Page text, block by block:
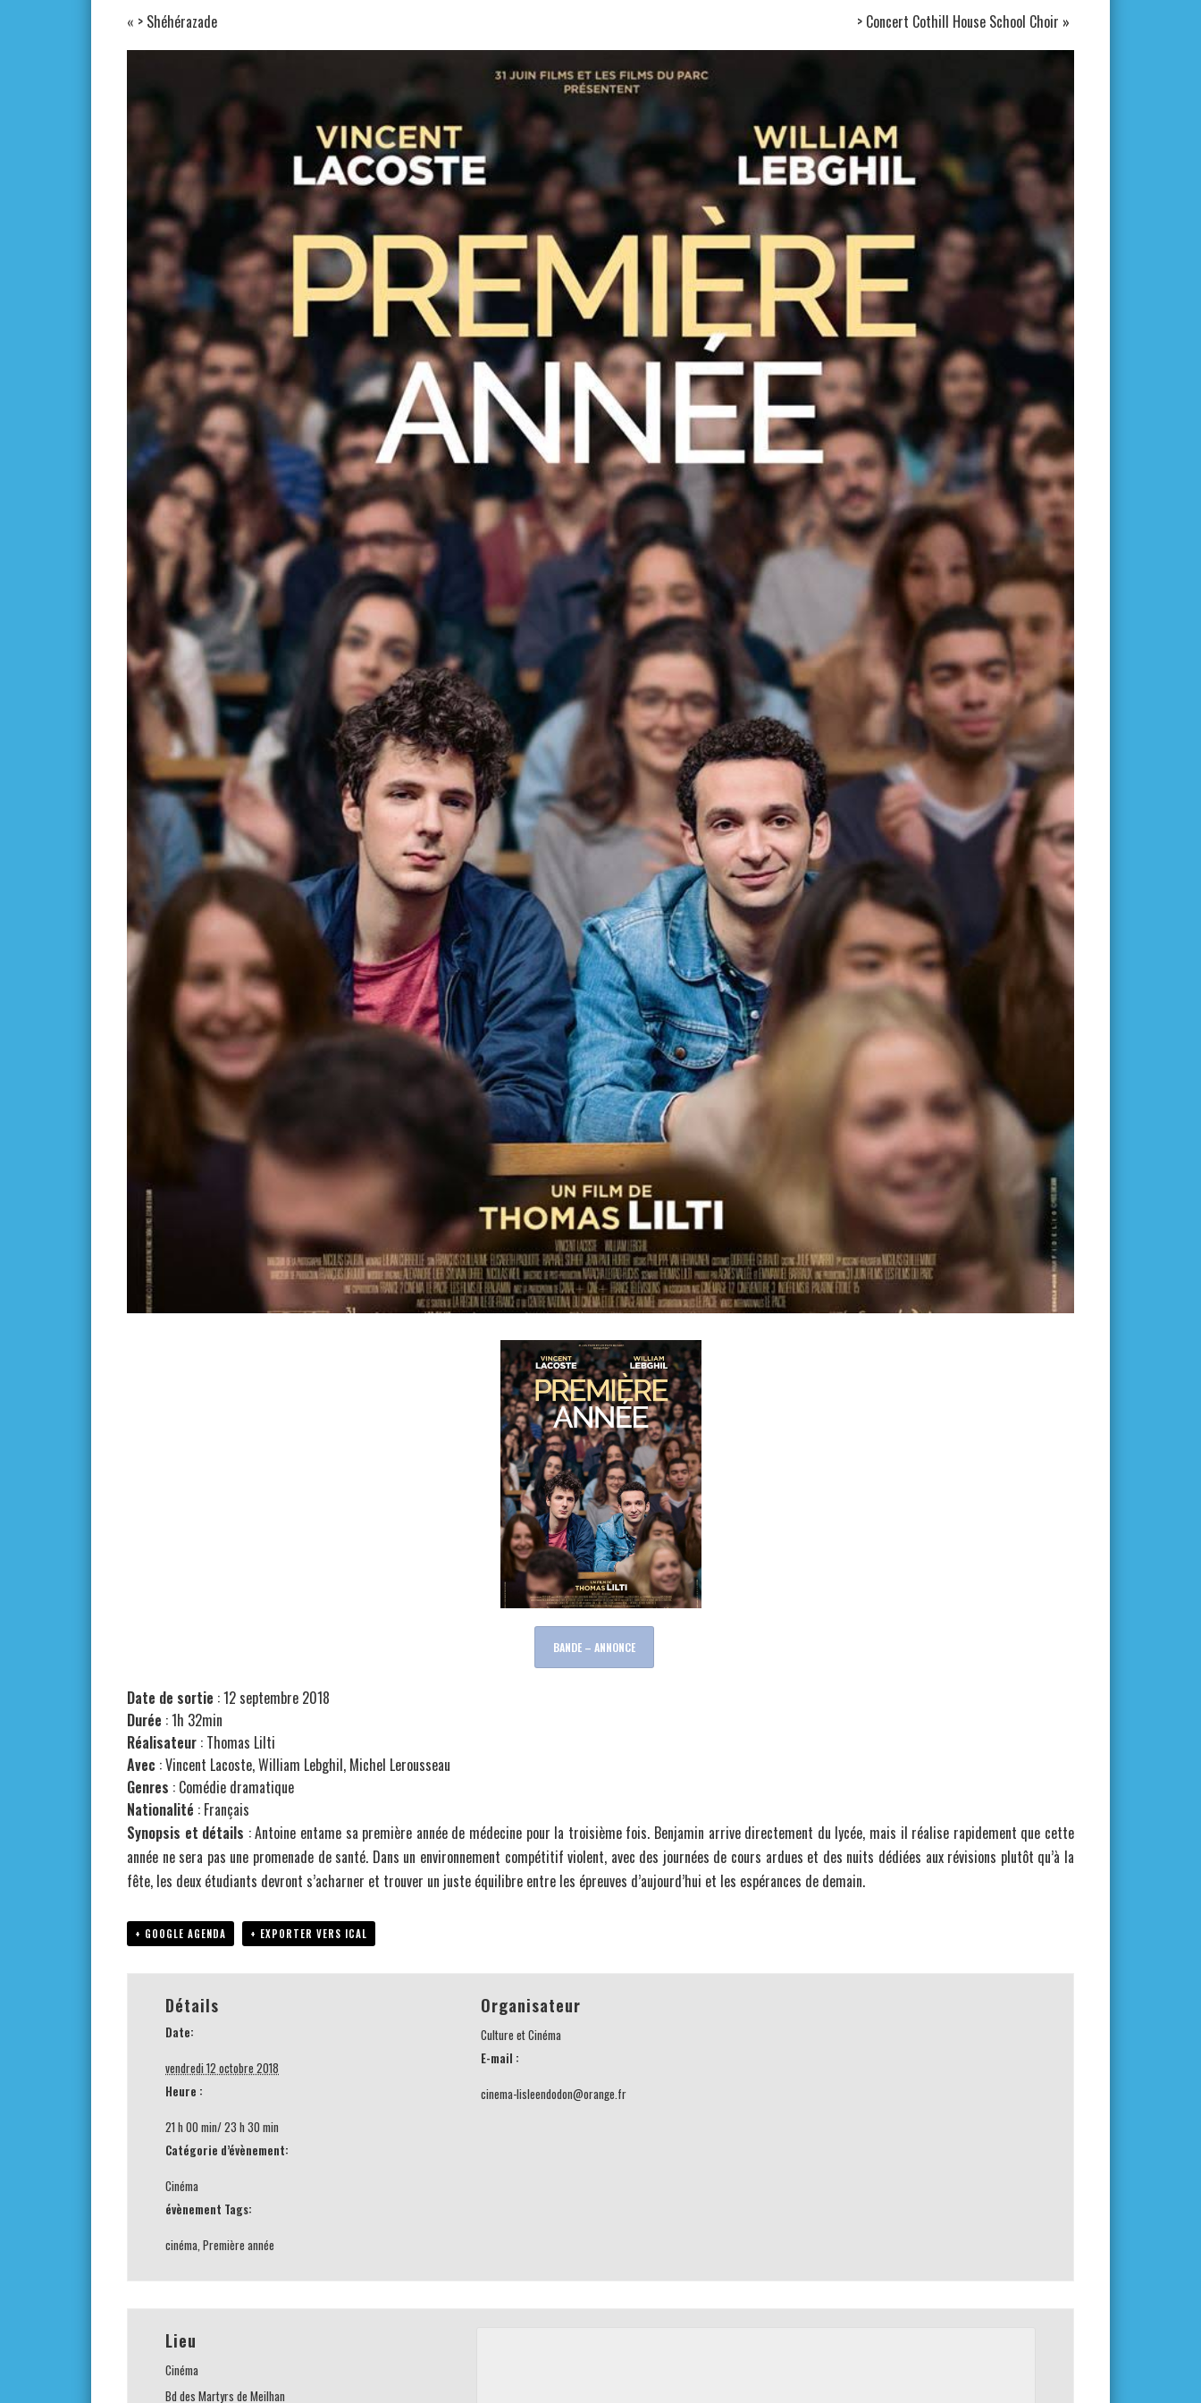
« > Shéhérazade > Concert Cothill House School Choir »
BANDE – ANNONCE
Date de sortie : 12 septembre 2018
Durée : 1h 32min
Réalisateur : Thomas Lilti
Avec :Vincent Lacoste, William Lebghil, Michel Lerousseau
Genres : Comédie dramatique
Nationalité : Français
Synopsis et détails : Antoine entame sa première année de médecine pour la troisième fois. Benjamin arrive directement du lycée, mais il réalise rapidement que cette
année ne sera pas une promenade de santé. Dans un environnement compétitif violent, avec des journées de cours ardues et des nuits dédiées aux révisions plutôt qu’à la
fête, les deux étudiants devront s’acharner et trouver un juste équilibre entre les épreuves d’aujourd’hui et les espérances de demain.
+ GOOGLE AGENDA + EXPORTER VERS ICAL
Détails
Date:
vendredi 12 octobre 2018
Heure :
21 h 00 min/ 23 h 30 min
Catégorie d’évènement:
Cinéma
évènement Tags:
cinéma,Première année
Organisateur
Culture et Cinéma
E-mail :
cinema-lisleendodon@orange.fr
Lieu
Cinéma
Bd des Martyrs de Meilhan